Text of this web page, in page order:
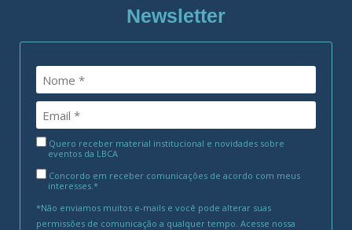
Newsletter
Quero receber material institucional e novidades sobre
eventos da LBCA
Concordo em receber comunicações de acordo com meus
interesses.*
*Não enviamos muitos e-mails e você pode alterar suas
permissões de comunicação a qualquer tempo. Acesse nossa